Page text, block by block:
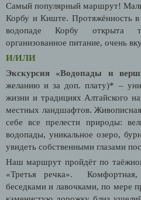
Самый популярный маршрут!
Корбу и Киште. Протяжённость
водопаде Корбу открыта
организованное питание, очень
И/ИЛИ
Экскурсия «Водопады и
желанию и за доп. плату)* –
жизни и традициях Алтайского
местных ландшафтов. Живописная
себе все прелести природы:
водопады, уникальное озеро,
увидеть собственными глазами
Наш маршрут пройдёт по
«Третья речка». Комфортная,
беседками и лавочками, по мере